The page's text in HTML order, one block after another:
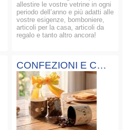
allestire le vostre vetrine in ogni
periodo dell’anno e più adatti alle
vostre esigenze, bomboniere,
articoli per la casa, articoli da
regalo e tanto altro ancora!
CONFEZIONI E COMPOSIZIONI